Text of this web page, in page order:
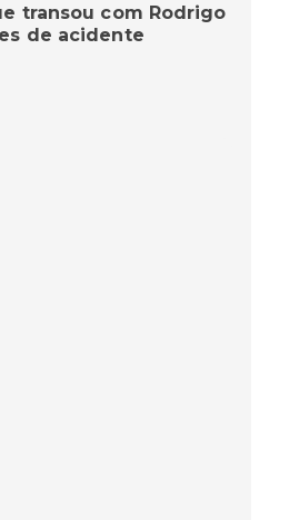
transou com Rodrigo
de acidente